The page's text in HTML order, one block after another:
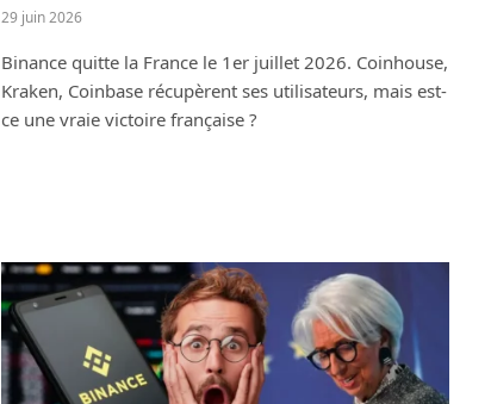
29 juin 2026
Binance quitte la France le 1er juillet 2026. Coinhouse,
Kraken, Coinbase récupèrent ses utilisateurs, mais est-
ce une vraie victoire française ?